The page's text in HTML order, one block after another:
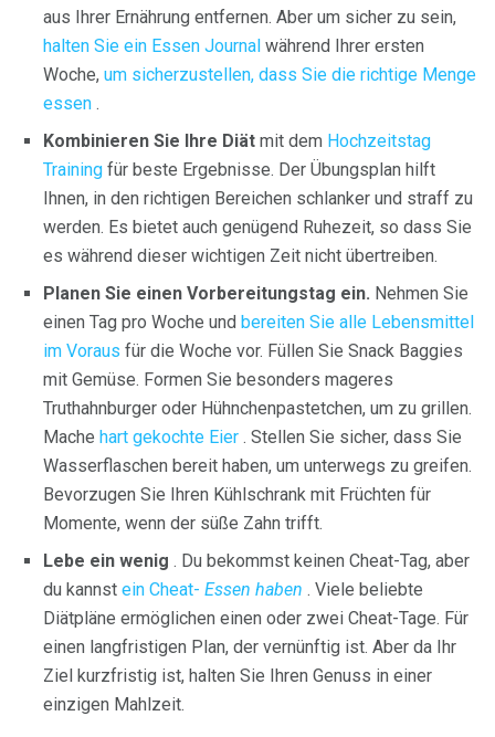
aus Ihrer Ernährung entfernen. Aber um sicher zu sein,
halten Sie ein Essen Journal während Ihrer ersten
Woche, um sicherzustellen, dass Sie die richtige Menge
essen .
Kombinieren Sie Ihre Diät mit dem Hochzeitstag
Training für beste Ergebnisse. Der Übungsplan hilft
Ihnen, in den richtigen Bereichen schlanker und straff zu
werden. Es bietet auch genügend Ruhezeit, so dass Sie
es während dieser wichtigen Zeit nicht übertreiben.
Planen Sie einen Vorbereitungstag ein. Nehmen Sie
einen Tag pro Woche und bereiten Sie alle Lebensmittel
im Voraus für die Woche vor. Füllen Sie Snack Baggies
mit Gemüse. Formen Sie besonders mageres
Truthahnburger oder Hühnchenpastetchen, um zu grillen.
Mache hart gekochte Eier . Stellen Sie sicher, dass Sie
Wasserflaschen bereit haben, um unterwegs zu greifen.
Bevorzugen Sie Ihren Kühlschrank mit Früchten für
Momente, wenn der süße Zahn trifft.
Lebe ein wenig . Du bekommst keinen Cheat-Tag, aber
du kannst ein Cheat- Essen haben . Viele beliebte
Diätpläne ermöglichen einen oder zwei Cheat-Tage. Für
einen langfristigen Plan, der vernünftig ist. Aber da Ihr
Ziel kurzfristig ist, halten Sie Ihren Genuss in einer
einzigen Mahlzeit.